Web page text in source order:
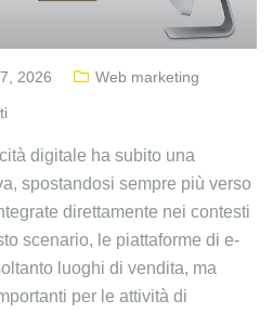
2026 Web marketing
digitale ha subito una
spostandosi sempre più verso
direttamente nei contesti
scenario, le piattaforme di e-
luoghi di vendita, ma
per le attività di